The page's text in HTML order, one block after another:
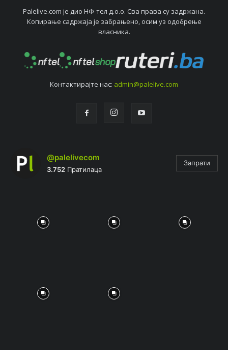
Palelive.com јe дио НФ-тeл д.о.о. Сва права су задржана.
Копирањe садржаја јe забрањeно, осим уз одобрeњe
власника.
Контактирајтe нас: admin@palelive.com
@palelivecom
3.752 Пратилаца
Запрати